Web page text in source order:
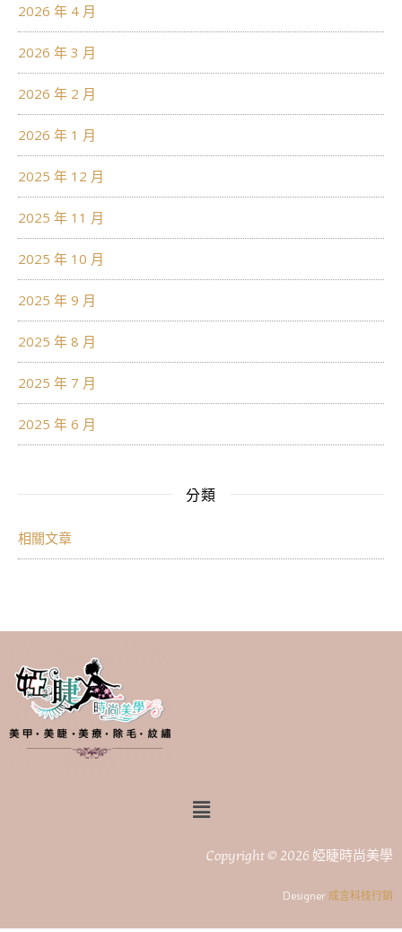
2026 年 4 月
2026 年 3 月
2026 年 2 月
2026 年 1 月
2025 年 12 月
2025 年 11 月
2025 年 10 月
2025 年 9 月
2025 年 8 月
2025 年 7 月
2025 年 6 月
分類
相關文章
Copyright © 2026 婭睫時尚美學
Designer 成言科技行銷